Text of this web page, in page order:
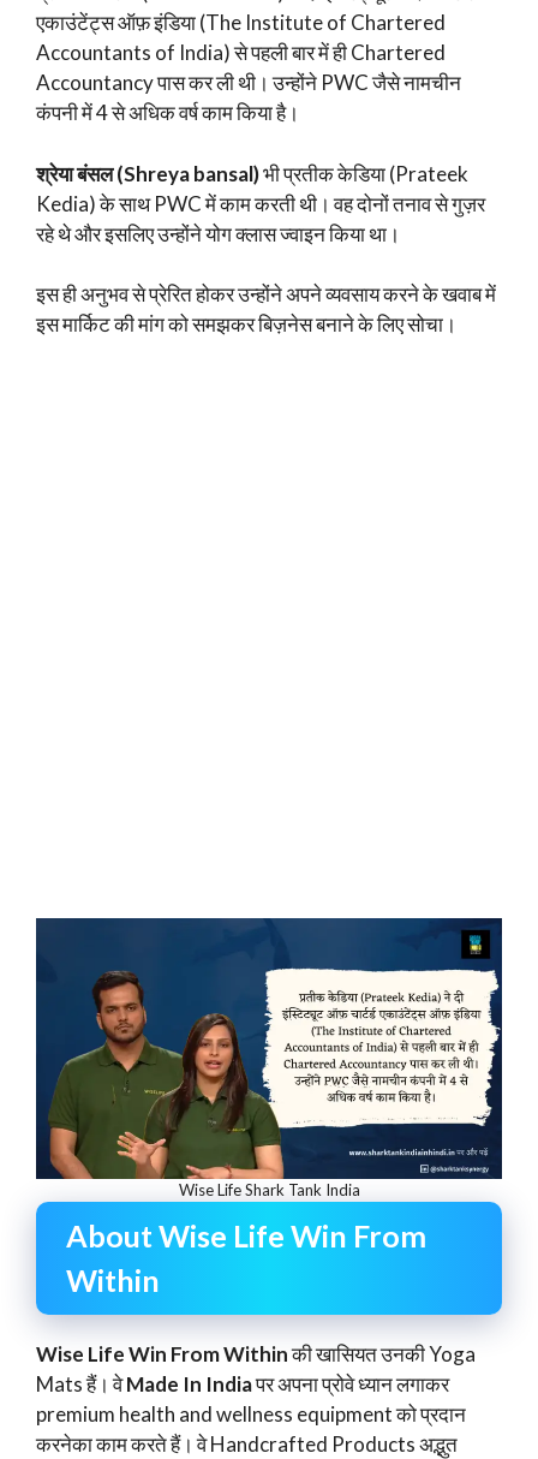
एकाउंटेंट्स ऑफ़ इंडिया (The Institute of Chartered
Accountants of India) से पहली बार में ही Chartered
Accountancy पास कर ली थी। उन्होंने PWC जैसे नामचीन
कंपनी में 4 से अधिक वर्ष काम किया है।
श्रेया बंसल (Shreya bansal)भी प्रतीक केडिया (Prateek
Kedia) के साथ PWC में काम करती थी। वह दोनों तनाव से गुज़र
रहे थे और इसलिए उन्होंने योग क्लास ज्वाइन किया था।
इस ही अनुभव से प्रेरित होकर उन्होंने अपने व्यवसाय करने के खवाब में
इस मार्किट की मांग को समझकर बिज़नेस बनाने के लिए सोचा।
Wise Life Shark Tank India
About Wise Life Win From
Within
Wise Life Win From Withinकी खासियत उनकी Yoga
Mats हैं। वेMade In Indiaपर अपना प्रोवे ध्यान लगाकर
premium health and wellness equipment को प्रदान
करनेका काम करते हैं। वे Handcrafted Products अद्भुत